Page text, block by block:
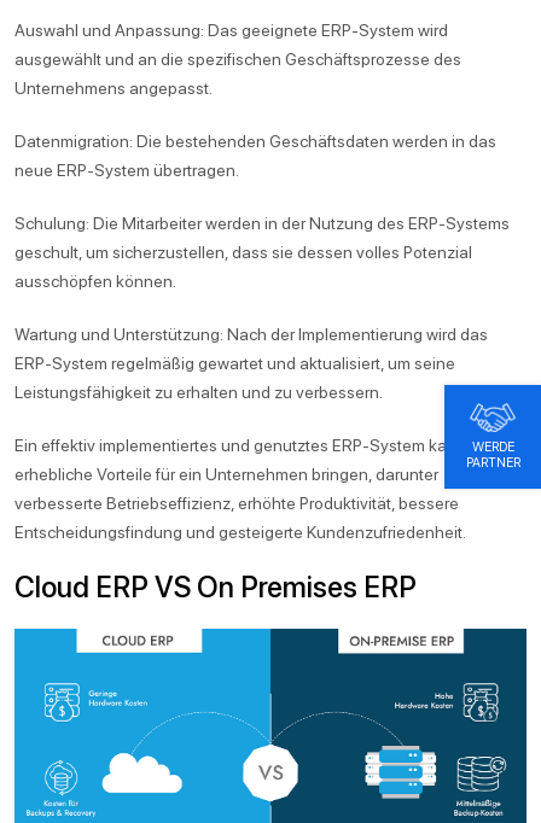
Auswahl und Anpassung: Das geeignete ERP-System wird
ausgewählt und an die spezifischen Geschäftsprozesse des
Unternehmens angepasst.
Datenmigration: Die bestehenden Geschäftsdaten werden in das
neue ERP-System übertragen.
Schulung: Die Mitarbeiter werden in der Nutzung des ERP-Systems
geschult, um sicherzustellen, dass sie dessen volles Potenzial
ausschöpfen können.
Wartung und Unterstützung: Nach der Implementierung wird das
ERP-System regelmäßig gewartet und aktualisiert, um seine
Leistungsfähigkeit zu erhalten und zu verbessern.
Ein effektiv implementiertes und genutztes ERP-System kann
erhebliche Vorteile für ein Unternehmen bringen, darunter
verbesserte Betriebseffizienz, erhöhte Produktivität, bessere
Entscheidungsfindung und gesteigerte Kundenzufriedenheit.
Cloud ERP VS On Premises ERP
WERDE
PARTNER